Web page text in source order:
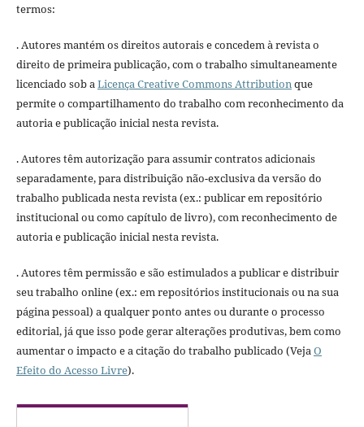
termos:
. Autores mantém os direitos autorais e concedem à revista o
direito de primeira publicação, com o trabalho simultaneamente
licenciado sob aLicença Creative Commons Attributionque
permite o compartilhamento do trabalho com reconhecimento da
autoria e publicação inicial nesta revista.
. Autores têm autorização para assumir contratos adicionais
separadamente, para distribuição não-exclusiva da versão do
trabalho publicada nesta revista (ex.: publicar em repositório
institucional ou como capítulo de livro), com reconhecimento de
autoria e publicação inicial nesta revista.
. Autores têm permissão e são estimulados a publicar e distribuir
seu trabalho online (ex.: em repositórios institucionais ou na sua
página pessoal) a qualquer ponto antes ou durante o processo
editorial, já que isso pode gerar alterações produtivas, bem como
aumentar o impacto e a citação do trabalho publicado (VejaO
Efeito do Acesso Livre).